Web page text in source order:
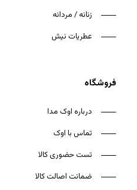
زنانه / مردانه
عطریات نیش
فروشگاه
درباره اوک مدا
تماس با اوک
تست حضوری کالا
ضمانت اصالت کالا